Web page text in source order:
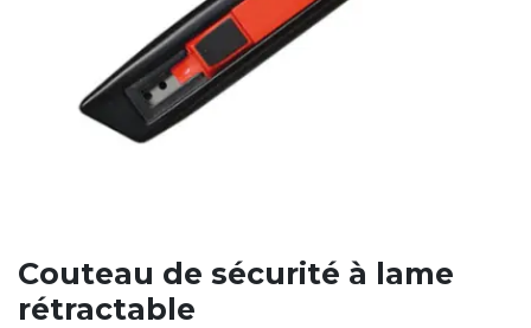
Couteau de sécurité à lame
rétractable